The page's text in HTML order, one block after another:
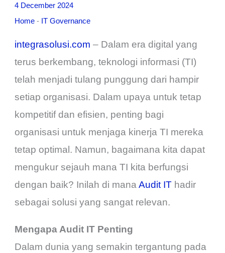
4 December 2024
Home - IT Governance
integrasolusi.com – Dalam era digital yang
terus berkembang, teknologi informasi (TI)
telah menjadi tulang punggung dari hampir
setiap organisasi. Dalam upaya untuk tetap
kompetitif dan efisien, penting bagi
organisasi untuk menjaga kinerja TI mereka
tetap optimal. Namun, bagaimana kita dapat
mengukur sejauh mana TI kita berfungsi
dengan baik? Inilah di manaAudit IT hadir
sebagai solusi yang sangat relevan.
Mengapa Audit IT Penting
Dalam dunia yang semakin tergantung pada